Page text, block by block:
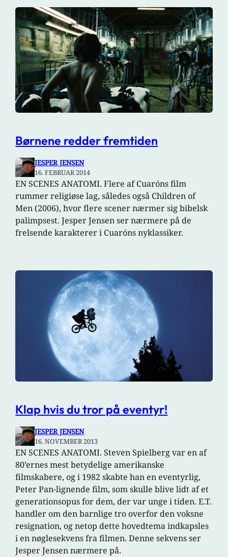
Børnene redder fremtiden
JESPER JENSEN
16. FEBRUAR 2014
EN SCENES ANATOMI. Flere af Cuaróns film
rummer religiøse lag, således også Children of
Men (2006), hvor flere scener nærmer sig bibelsk
palimpsest. Jesper Jensen ser nærmere på de
frelsende karakterer i Cuaróns nyklassiker.
Klap hvis du tror på eventyr!
JESPER JENSEN
16. NOVEMBER 2013
EN SCENES ANATOMI. Steven Spielberg var en af
80’ernes mest betydelige amerikanske
filmskabere, og i 1982 skabte han en eventyrlig,
Peter Pan-lignende film, som skulle blive lidt af et
generationsopus for dem, der var unge i tiden. E.T.
handler om den barnlige tro overfor den voksne
resignation, og netop dette hovedtema indkapsles
i en nøglesekvens fra filmen. Denne sekvens ser
Jesper Jensen nærmere på.